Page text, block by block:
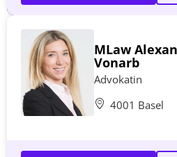
MLaw
Vonarb
Advokatin
4001 Basel